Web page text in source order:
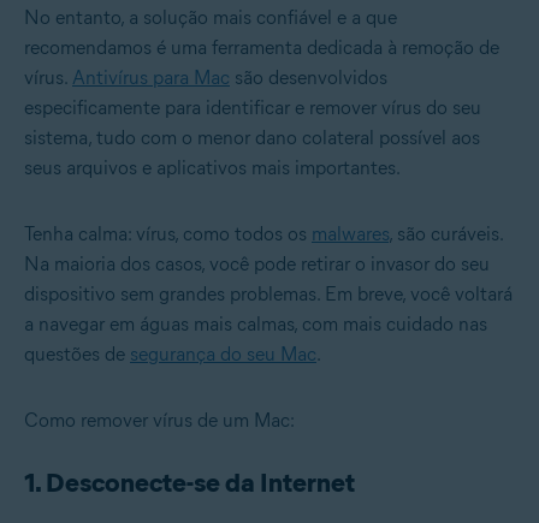
No entanto, a solução mais confiável e a que
recomendamos é uma ferramenta dedicada à remoção de
vírus. Antivírus para Mac são desenvolvidos
especificamente para identificar e remover vírus do seu
sistema, tudo com o menor dano colateral possível aos
seus arquivos e aplicativos mais importantes.
Tenha calma: vírus, como todos os malwares, são curáveis.
Na maioria dos casos, você pode retirar o invasor do seu
dispositivo sem grandes problemas. Em breve, você voltará
a navegar em águas mais calmas, com mais cuidado nas
questões de segurança do seu Mac.
Como remover vírus de um Mac:
1. Desconecte-se da Internet